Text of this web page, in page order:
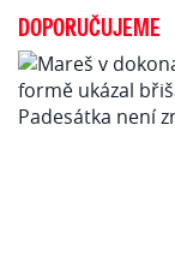
DOPORUČUJEME